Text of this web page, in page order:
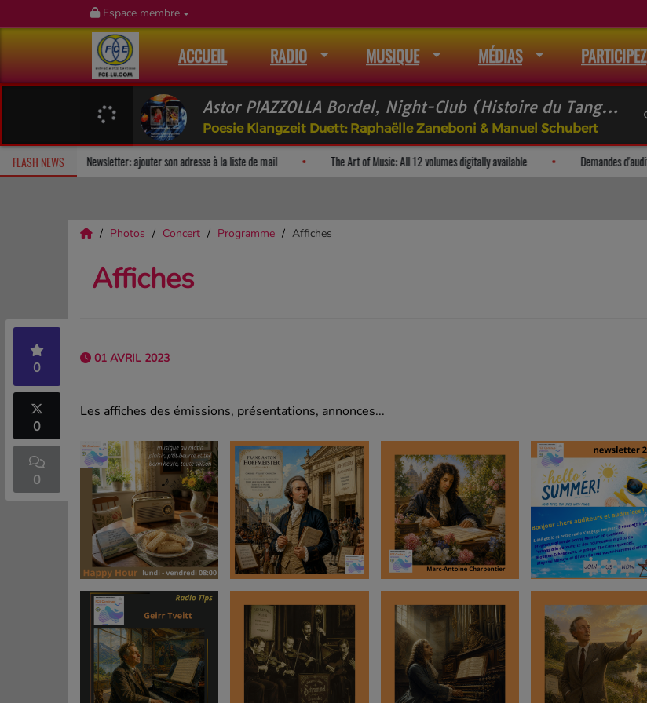
Espace membre
ACCUEIL RADIO MUSIQUE MÉDIAS PARTICIPEZ
Astor PIAZZOLLA Bordel, Night-Club (Histoire du Tango, I / III)
Poesie Klangzeit Duett: Raphaëlle Zaneboni & Manuel Schubert
FLASH NEWS
Fan Releases & Merch Newsletter: ajouter son adresse à la liste de mail The Art of Music: All 12 volumes digitally available
Photos Concert Programme Affiches
Affiches
0
0
0
01 AVRIL 2023
Les affiches des émissions, présentations, annonces...